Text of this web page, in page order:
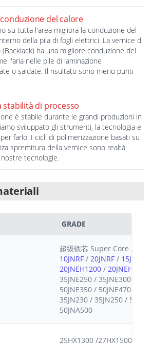
del calore
su tutta l'area migliora la conduzione del
della pila di fogli elettrici. La vernice di
(Backlack) ha una migliore conduzione del
l'aria nelle pile di laminazione
o saldate. Il risultato sono meno punti
stabilità di processo
è stabile durante le grandi produzioni in
sviluppato gli strumenti, la tecnologia e
farlo. I cicli di polimerizzazione basati su
spremitura della vernice sono realtà
nostre tecnologie.
GRADE
超级铁芯 Super Core /
10JNRF / 20JNRF /
20JNEH1200 / 20JNEH1500
35JNE250 / 35JNE300 /
50JNE350 / 50JNE470 /
35JN230 / 35JN250 /
50JNA500
25HX1300 /27HX1500 /